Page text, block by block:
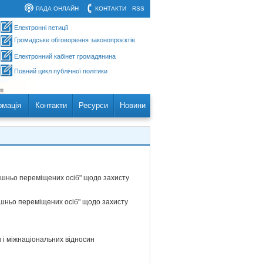
RSS
КОНТАКТИ
РАДА ОНЛАЙН
Електронні петиції
Громадське обговорення законопроєктів
Електронний кабінет громадянина
Повний цикл публічної політики
Контакти Ресурси Новини
переміщених осіб" щодо захисту
переміщених осіб" щодо захисту
міжнаціональних відносин